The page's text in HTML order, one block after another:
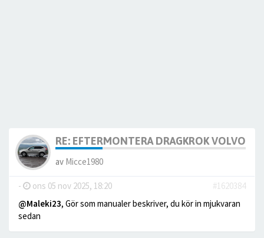
RE: EFTERMONTERA DRAGKROK VOLVO
av Micce1980
- ons 05 nov 2025, 18:20
#1620384
@Maleki23, Gör som manualer beskriver, du kör in mjukvaran
sedan